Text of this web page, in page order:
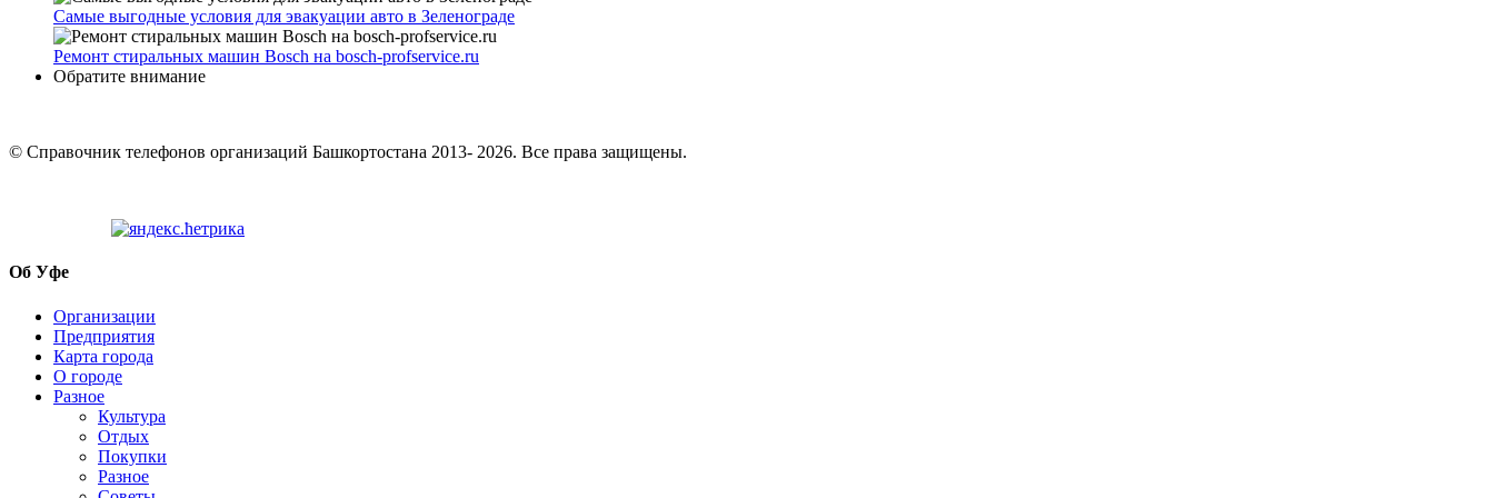
Самые выгодные условия для эвакуации авто в Зеленограде
Ремонт стиральных машин Bosch на bosch-profservice.ru
Обратите внимание
© Cправочник телефонов организаций Башкортостана 2013- 2026. Все права защищены.
Об Уфе
Организации
Предприятия
Карта города
О городе
Разное
Культура
Отдых
Покупки
Разное